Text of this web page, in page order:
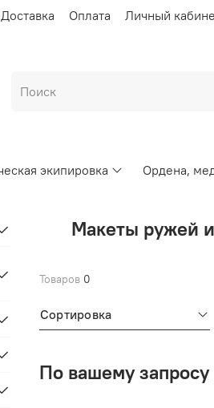
Доставка Оплата Личный
экипировка Ордена,
Макеты ружей
Товаров 0
Сортировка
По вашему